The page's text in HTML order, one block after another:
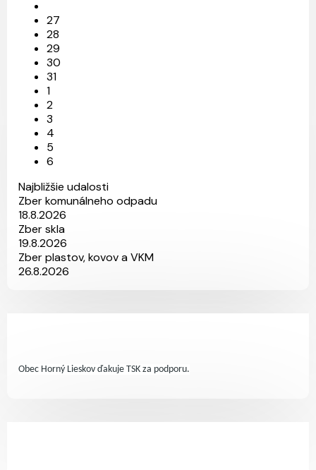
27
28
29
30
31
1
2
3
4
5
6
Najbližšie udalosti
Zber komunálneho odpadu
18.8.2026
Zber skla
19.8.2026
Zber plastov, kovov a VKM
26.8.2026
Obec Horný Lieskov ďakuje TSK za podporu.